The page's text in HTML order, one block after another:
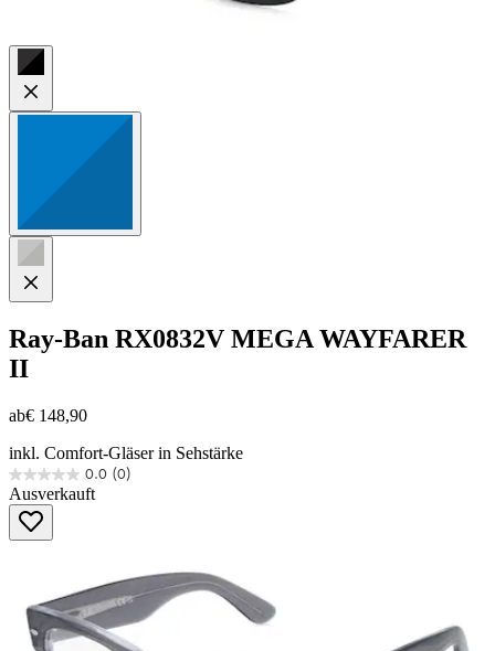
Ray-Ban RX0832V MEGA WAYFARER
II
ab€ 148,90
inkl. Comfort-Gläser in Sehstärke
0.0 (0)
0.0
von
Sternen.
Ausverkauft